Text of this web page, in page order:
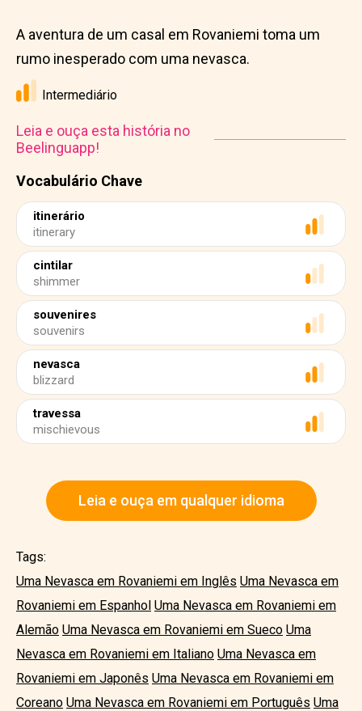
Vocabulário Chave
itinerário
itinerary
cintilar
shimmer
souvenires
souvenirs
nevasca
blizzard
travessa
mischievous
A aventura de um casal em Rovaniemi toma um
rumo inesperado com uma nevasca.
Intermediário
Leia e ouça esta história no
Beelinguapp!
Leia e ouça em qualquer idioma
Tags:
Uma Nevasca em Rovaniemi em Inglês Uma Nevasca em
Rovaniemi em Espanhol Uma Nevasca em Rovaniemi em
Alemão Uma Nevasca em Rovaniemi em Sueco Uma
Nevasca em Rovaniemi em Italiano Uma Nevasca em
Rovaniemi em Japonês Uma Nevasca em Rovaniemi em
Coreano Uma Nevasca em Rovaniemi em Português Uma